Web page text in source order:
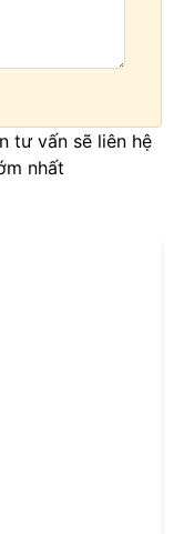
tư vấn sẽ liên hệ
nhất